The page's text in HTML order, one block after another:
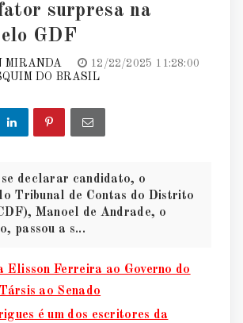
surpresa na
GDF
MIRANDA
12/22/2025 11:28:00
DO BRASIL
se declarar candidato, o
Tribunal de Contas do Distrito
Manoel de Andrade, o
passou a s...
Elisson Ferreira ao Governo do
ao Senado
é um dos escritores da